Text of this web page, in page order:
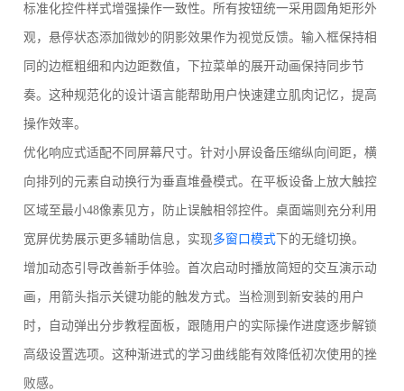
标准化控件样式增强操作一致性。所有按钮统一采用圆角矩形外
观，悬停状态添加微妙的阴影效果作为视觉反馈。输入框保持相
同的边框粗细和内边距数值，下拉菜单的展开动画保持同步节
奏。这种规范化的设计语言能帮助用户快速建立肌肉记忆，提高
操作效率。
优化响应式适配不同屏幕尺寸。针对小屏设备压缩纵向间距，横
向排列的元素自动换行为垂直堆叠模式。在平板设备上放大触控
区域至最小48像素见方，防止误触相邻控件。桌面端则充分利用
宽屏优势展示更多辅助信息，实现多窗口模式下的无缝切换。
增加动态引导改善新手体验。首次启动时播放简短的交互演示动
画，用箭头指示关键功能的触发方式。当检测到新安装的用户
时，自动弹出分步教程面板，跟随用户的实际操作进度逐步解锁
高级设置选项。这种渐进式的学习曲线能有效降低初次使用的挫
败感。